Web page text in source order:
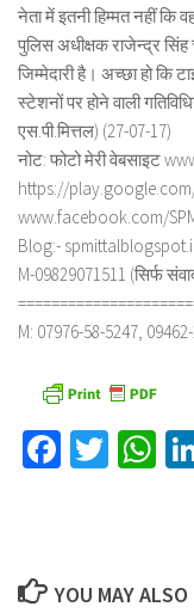
नेता में इतनी हिम्मत नहीं
पुलिस अधीक्षक राजेन्द्र सिंह
जिम्मेदारी है। अच्छा हो कि
स्टेशनों पर होने वाली
एस.पी.मित्तल) (27-07-17)
नोट: फोटो मेरी वेबसाइट
https://
www.facebook.com/
Blog:-
M-09829071511 (सिर्फ
M: 07976-58-5247,
YOU MAY ALSO